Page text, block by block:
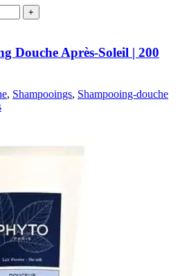
د.م.233.10.
Douche Après-Soleil | 200
, Shampooings, Shampooing-douche